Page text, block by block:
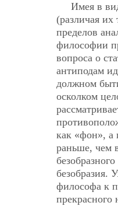
Имея в
(различая
пределов
философии
вопроса о
антиподам
должном
осколком
как «фон», а
раньше, чем
безобразия.
философа к
прекрасного